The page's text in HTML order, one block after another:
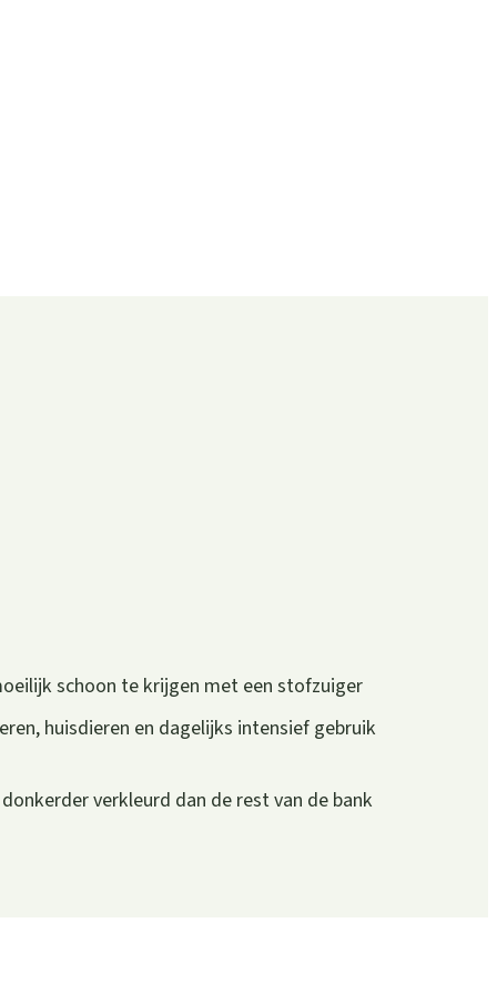
schoon te krijgen met een stofzuiger
huisdieren en dagelijks intensief gebruik
verkleurd dan de rest van de bank